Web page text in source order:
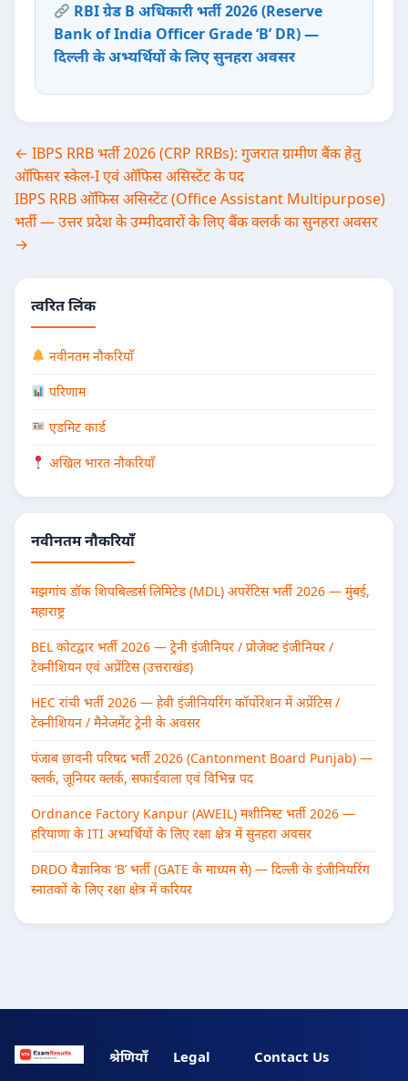
RBI ग्रेड B अधिकारी भर्ती 2026 (Reserve
Bank of India Officer Grade ‘B’ DR) —
दिल्ली के अभ्यर्थियों के लिए सुनहरा अवसर
Post
navigation
← IBPS RRB भर्ती 2026 (CRP RRBs): गुजरात ग्रामीण बैंक हेतु
ऑफिसर स्केल-I एवं ऑफिस असिस्टेंट के पद
IBPS RRB ऑफिस असिस्टेंट (Office Assistant Multipurpose)
भर्ती — उत्तर प्रदेश के उम्मीदवारों के लिए बैंक क्लर्क का सुनहरा अवसर
→
त्वरित लिंक
नवीनतम नौकरियाँ
परिणाम
एडमिट कार्ड
अखिल भारत नौकरियाँ
नवीनतम नौकरियाँ
मझगांव डॉक शिपबिल्डर्स लिमिटेड (MDL) अपरेंटिस भर्ती 2026 — मुंबई,
महाराष्ट्र
BEL कोटद्वार भर्ती 2026 — ट्रेनी इंजीनियर / प्रोजेक्ट इंजीनियर /
टेक्नीशियन एवं अप्रेंटिस (उत्तराखंड)
HEC रांची भर्ती 2026 — हेवी इंजीनियरिंग कॉर्पोरेशन में अप्रेंटिस /
टेक्नीशियन / मैनेजमेंट ट्रेनी के अवसर
पंजाब छावनी परिषद भर्ती 2026 (Cantonment Board Punjab) —
क्लर्क, जूनियर क्लर्क, सफाईवाला एवं विभिन्न पद
Ordnance Factory Kanpur (AWEIL) मशीनिस्ट भर्ती 2026 —
हरियाणा के ITI अभ्यर्थियों के लिए रक्षा क्षेत्र में सुनहरा अवसर
DRDO वैज्ञानिक ‘B’ भर्ती (GATE के माध्यम से) — दिल्ली के इंजीनियरिंग
स्नातकों के लिए रक्षा क्षेत्र में करियर
श्रेणियाँ Legal Contact Us